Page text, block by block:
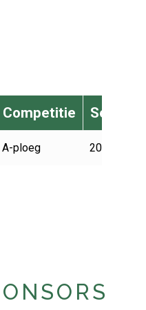
Competitie Seizoen
A-ploeg 2022-2023